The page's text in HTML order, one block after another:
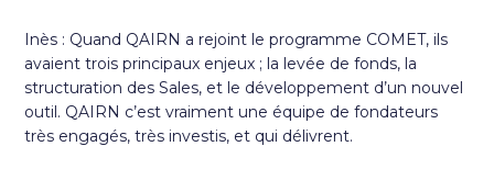
Inès : Quand QAIRN a rejoint le programme COMET, ils
avaient trois principaux enjeux ; la levée de fonds, la
structuration des Sales, et le développement d’un nouvel
outil. QAIRN c’est vraiment une équipe de fondateurs
très engagés, très investis, et qui délivrent.